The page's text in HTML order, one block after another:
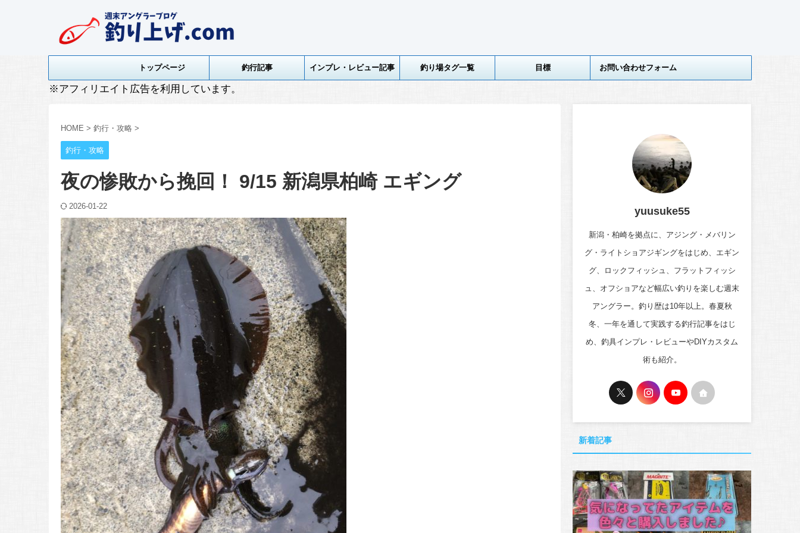
トップページ 釣行記事 インプレ・レビュー記事 釣り場タグ一覧 目標 お問い合わせフォーム
※アフィリエイト広告を利用しています。
HOME > 釣行・攻略 >
釣行・攻略
夜の惨敗から挽回！ 9/15 新潟県柏崎 エギング
2026-01-22 yuusuke55
新潟・柏崎を拠点に、アジング・メバリン
グ・ライトショアジギングをはじめ、エギン
グ、ロックフィッシュ、フラットフィッシ
ュ、オフショアなど幅広い釣りを楽しむ週末
アングラー。釣り歴は10年以上。春夏秋
冬、一年を通して実践する釣行記事をはじ
め、釣具インプレ・レビューやDIYカスタム
術も紹介。
新着記事